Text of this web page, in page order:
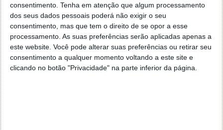
consentimento. Tenha em atenção que algum processamento
dos seus dados pessoais poderá não exigir o seu
consentimento, mas que tem o direito de se opor a esse
processamento. As suas preferências serão aplicadas apenas a
este website. Você pode alterar suas preferências ou retirar seu
consentimento a qualquer momento voltando a este site e
clicando no botão "Privacidade" na parte inferior da página.
Ainda não se sabe quando ficará disponível para
compra ou qual o preço a que será vendido, mas de
certo que irá ser, mais uma vez, um grande sucesso,
especialmente para quem procura um bom
smartphone a um preço baixo. Pode entretanto
solicitar para ser notificado assim que fique